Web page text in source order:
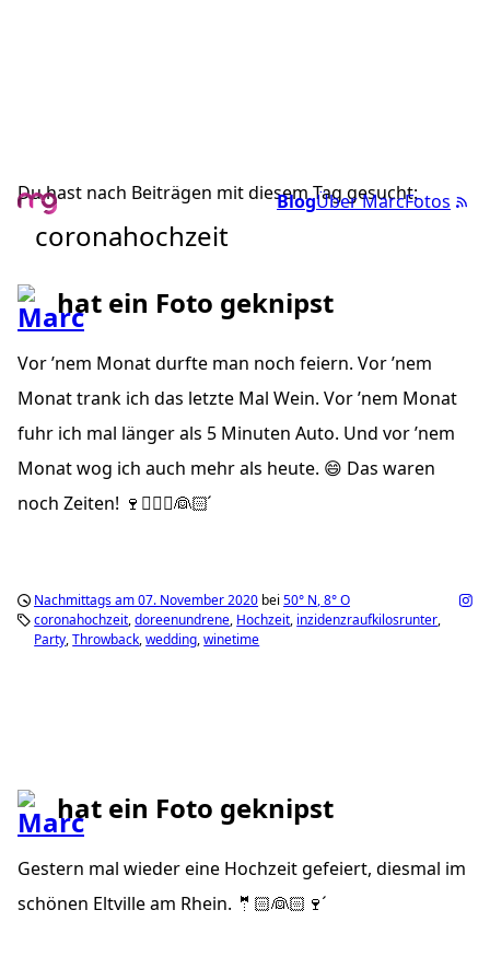
BlogÜber MarcFotos
Du hast nach Beiträgen mit diesem Tag gesucht:
coronahochzeit
hat ein Foto geknipst
Vor ’nem Monat durfte man noch feiern. Vor ’nem
Monat trank ich das letzte Mal Wein. Vor ’nem Monat
fuhr ich mal länger als 5 Minuten Auto. Und vor ’nem
Monat wog ich auch mehr als heute. 😄 Das waren
noch Zeiten! 🍷🤵🏻‍♂️👰🏻 ́
Nachmittags am 07. November 2020 bei 50° N,8°O
coronahochzeit doreenundrene Hochzeit inzidenzraufkilosrunter
Party Throwback wedding winetime
hat ein Foto geknipst
Gestern mal wieder eine Hochzeit gefeiert, diesmal im
schönen Eltville am Rhein. 🤵🏻👰🏻🍷 ́